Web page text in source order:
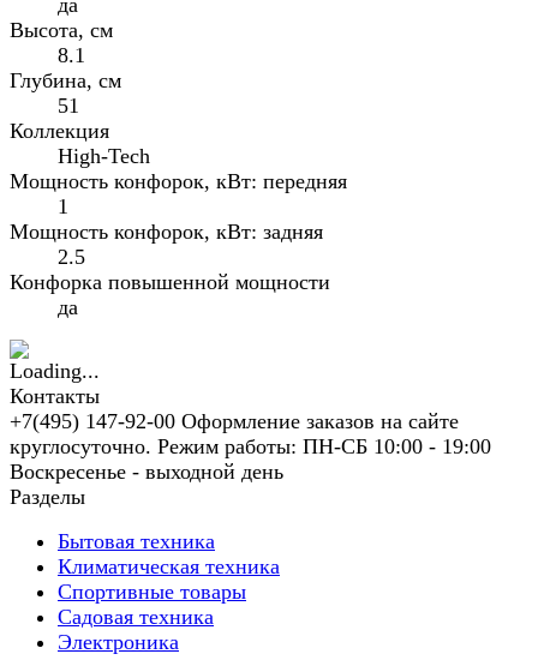
Высота, см
8.1
Глубина, см
51
Коллекция
High-Tech
Мощность конфорок, кВт: передняя
1
Мощность конфорок, кВт: задняя
2.5
Конфорка повышенной мощности
да
Контакты
+7(495) 147-92-00 Оформление заказов на сайте
круглосуточно. Режим работы: ПН-СБ 10:00 - 19:00
Воскресенье - выходной день
Разделы
Бытовая техника
Климатическая техника
Спортивные товары
Садовая техника
Электроника